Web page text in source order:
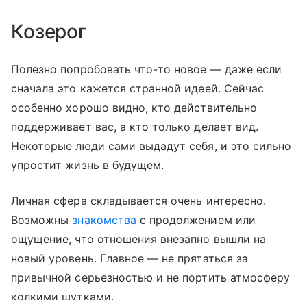
Козерог
Полезно попробовать что-то новое — даже если
сначала это кажется странной идеей. Сейчас
особенно хорошо видно, кто действительно
поддерживает вас, а кто только делает вид.
Некоторые люди сами выдадут себя, и это сильно
упростит жизнь в будущем.
Личная сфера складывается очень интересно.
Возможнызнакомства с продолжением или
ощущение, что отношения внезапно вышли на
новый уровень. Главное — не прятаться за
привычной серьезностью и не портить атмосферу
колкими шутками.